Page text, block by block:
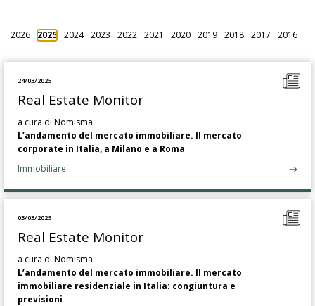
2026 2025 2024 2023 2022 2021 2020 2019 2018 2017 2016
24/03/2025
Real Estate Monitor
a cura di Nomisma
L’andamento del mercato immobiliare. Il mercato
corporate in Italia, a Milano e a Roma
Immobiliare
03/03/2025
Real Estate Monitor
a cura di Nomisma
L’andamento del mercato immobiliare. Il mercato
immobiliare residenziale in Italia: congiuntura e
previsioni